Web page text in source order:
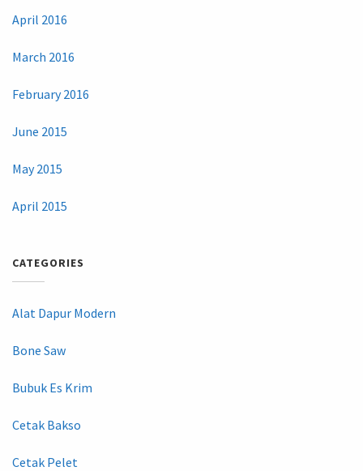
April 2016
March 2016
February 2016
June 2015
May 2015
April 2015
CATEGORIES
Alat Dapur Modern
Bone Saw
Bubuk Es Krim
Cetak Bakso
Cetak Pelet